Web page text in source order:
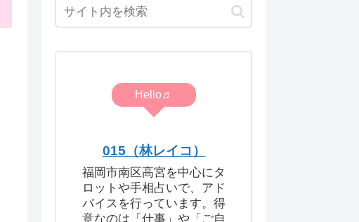
Hello♬
015（林レイコ）
福岡市南区高宮を中心にタ
ロットや手相占いで、アド
バイスを行っています。得
意なのは「仕事」や「ご自